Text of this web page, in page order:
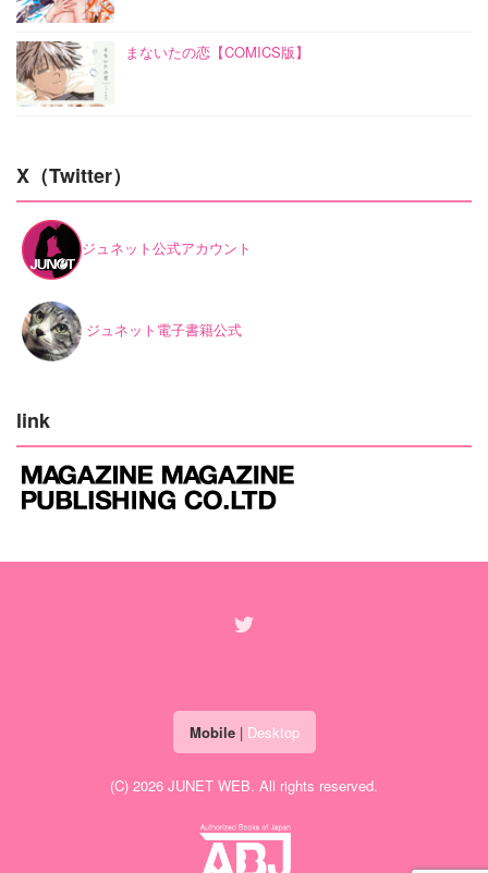
まないたの恋【COMICS版】
X（Twitter）
ジュネット公式アカウント
ジュネット電子書籍公式
link
Mobile| Desktop
(C) 2026 JUNET WEB. All rights reserved.